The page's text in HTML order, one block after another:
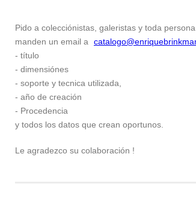
Pido a colecciónistas, galeristas y toda
manden un email a
- título
- dimensiónes
- soporte y tecnica utilizada,
- año de creación
- Procedencia
y todos los datos que crean oportunos.
Le agradezco su colaboración !